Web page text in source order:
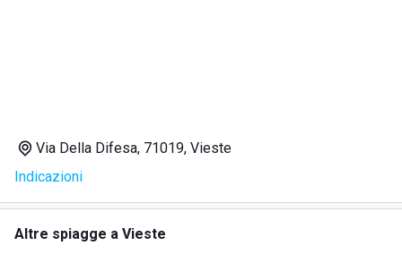
Il menu del ristorante offre piatti antichi e autentici, dove
spiccano pesce fresco, pasta e contorni di verdure.
service, scegliendo il menu preferito secondo le loro
Via Della Difesa, 71019, Vieste
Indicazioni
Altre spiagge a Vieste